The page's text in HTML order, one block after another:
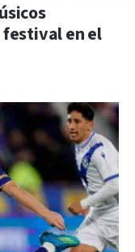
festival en el